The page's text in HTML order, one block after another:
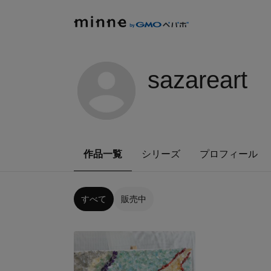
sazareart
作品一覧 シリーズ プロフィール
すべて 販売中